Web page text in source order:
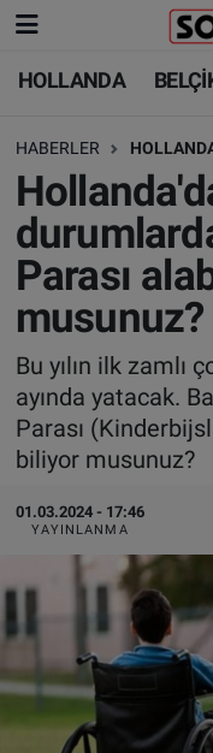
HOLLANDA
HABERLER
Parası
musunuz?
Bu yılın ilk zamlı
ayında yatacak.
Parası
biliyor musunuz?
01.03.2024 - 17:46
YAYINLANMA
HOLLANDA
BELÇİKA
ALMANYA
FRANSA
AVUSTURYA
SAĞLIK -
BİLİM-
HOLLANDA
BELÇİKA
ALMANYA
TÜRKİYE
DÜNYA
BİLİM-
SAĞLIK
FOTO GALERİ
VIDEO GALERİ
ALGEMENE
CONTACT
Nöbetçi
Hava Durumu
Trafik Durumu
Süper Lig
Tüm Manşetler
Son Dakika
Haber Arşivi